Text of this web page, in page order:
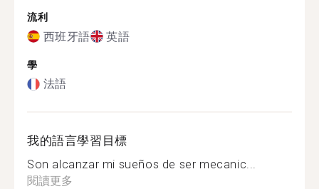
流利
西班牙語 英語
學
法語
我的語言學習目標
Son alcanzar mi sueños de ser mecanic...
閱讀更多